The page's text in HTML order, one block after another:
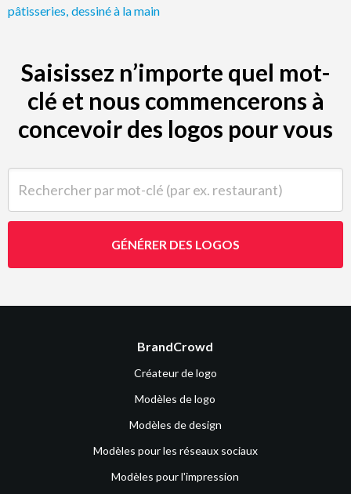
pâtisseries dessiné à la main
Saisissez n’importe quel mot-
clé et nous commencerons à
concevoir des logos pour vous
GÉNÉRER DES LOGOS
BrandCrowd
Créateur de logo
Modèles de logo
Modèles de design
Modèles pour les réseaux sociaux
Modèles pour l'impression